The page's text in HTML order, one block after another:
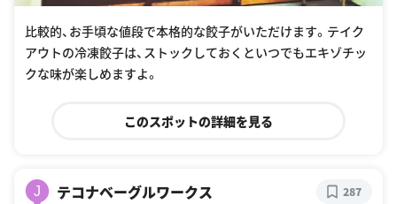
比較的、お手頃な値段で本格的な餃子がいただけます。テイク
アウトの冷凍餃子は、ストックしておくといつでもエキゾチッ
クな味が楽しめますよ。
このスポットの詳細を見る
J テコナベーグルワークス 287